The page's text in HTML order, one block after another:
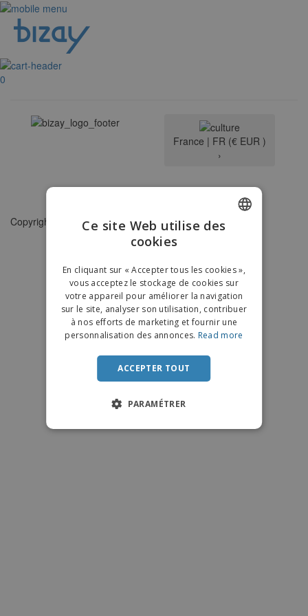
0
France | FR (€ EUR )
›
Copyright © 2026 - BIZAY. Tous droits réservés.
DUTCH
PORTUGUESE
SPANISH
ITALIAN
Ce site Web utilise des
cookies
En cliquant sur « Accepter tous les cookies »,
vous acceptez le stockage de cookies sur
votre appareil pour améliorer la navigation
sur le site, analyser son utilisation, contribuer
à nos efforts de marketing et fournir une
personnalisation des annonces. Read more
ACCEPTER TOUT
PARAMÉTRER